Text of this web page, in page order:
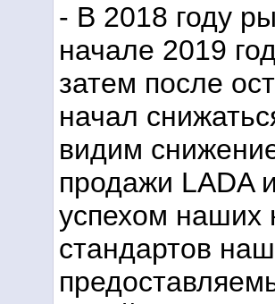
- В 2018 году
начале 2019
затем после
начал
видим
продажи LADA
успехом
стандартов